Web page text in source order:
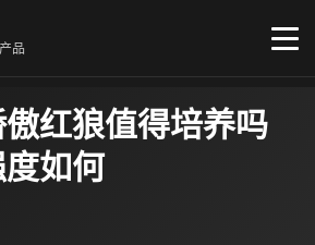
品
红狼值得培养吗
如何